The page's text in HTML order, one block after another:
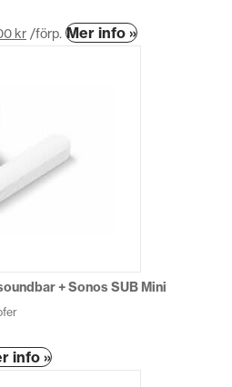
kr /förp. Mer info »Den
produktsidan
+ Sonos SUB Mini
info »Den